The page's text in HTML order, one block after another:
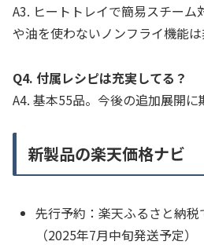
A3. ヒートトレイで簡易スチー
や油を使わないノンフライ機能
Q4. 付属レシピは充実してる？
A4. 基本55品。今後の追加展開に
新製品の楽天価格ナビ
先行予約：楽天ふるさと納税
（2025年7月中旬発送予定）